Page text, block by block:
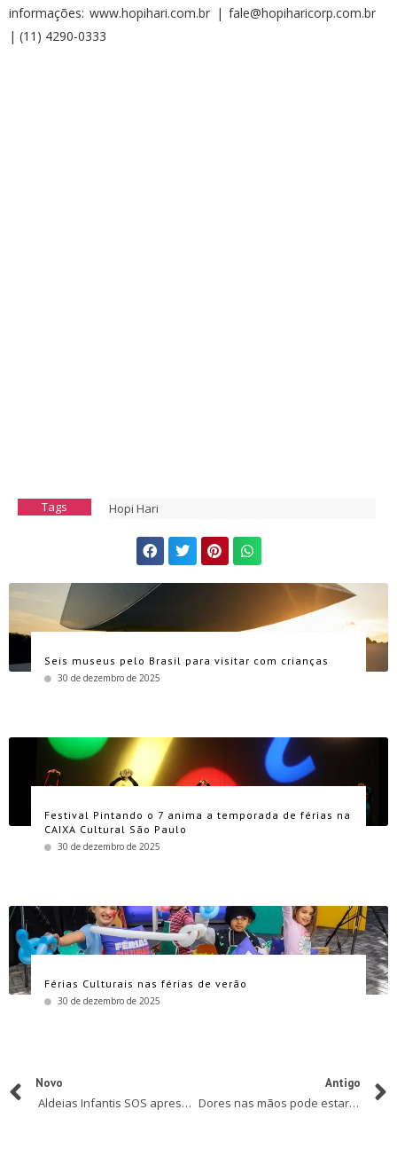
informações:www.hopihari.com.br |fale@hopiharicorp.com.br
| (11) 4290-0333
Tags Hopi Hari
Seis museus pelo Brasil para visitar com crianças
30 de dezembro de 2025
Festival Pintando o 7 anima a temporada de férias na
CAIXA Cultural São Paulo
30 de dezembro de 2025
Férias Culturais nas férias de verão
30 de dezembro de 2025
Novo
Aldeias Infantis SOS apresenta campanha Por Toda Infância
Antigo
Dores nas mãos pode estar relacionado ao uso de eletrônicos